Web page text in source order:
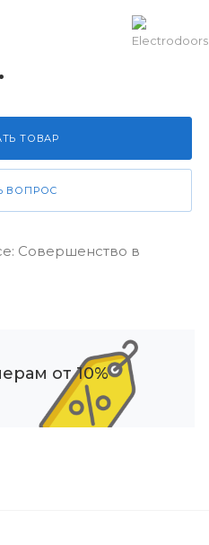
ТОВАР
ВОПРОС
Совершенство в
от 10%